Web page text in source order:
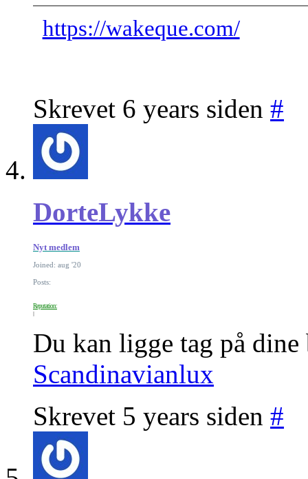
https://wakeque.com/
Skrevet 6 years siden #
DorteLykke
Nyt medlem
Joined: aug '20
Posts:
Reputation:
Du kan ligge tag på
Scandinavianlux
Skrevet 5 years siden #